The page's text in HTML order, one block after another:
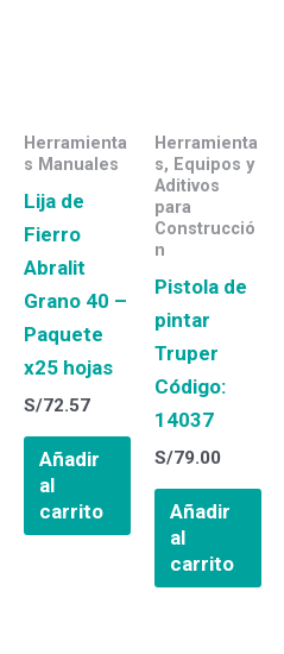
Herramienta
s Manuales
Lija de
Fierro
Abralit
Grano 40 –
Paquete
x25 hojas
S/72.57
Añadir
al
carrito
Herramienta
s, Equipos y
Aditivos
para
Construcció
n
Pistola de
pintar
Truper
Código:
14037
S/79.00
Añadir
al
carrito